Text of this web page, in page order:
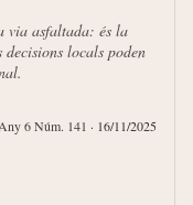
via asfaltada: és la
locals poden
Any 6 Núm. 141 · 16/11/2025